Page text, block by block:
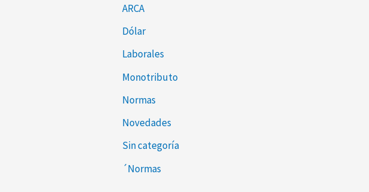
ARCA
Dólar
Laborales
Monotributo
Normas
Novedades
Sin categoría
´Normas